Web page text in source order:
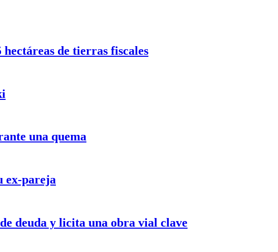
de tierras fiscales
una quema
ex-pareja
deuda y licita una obra vial clave